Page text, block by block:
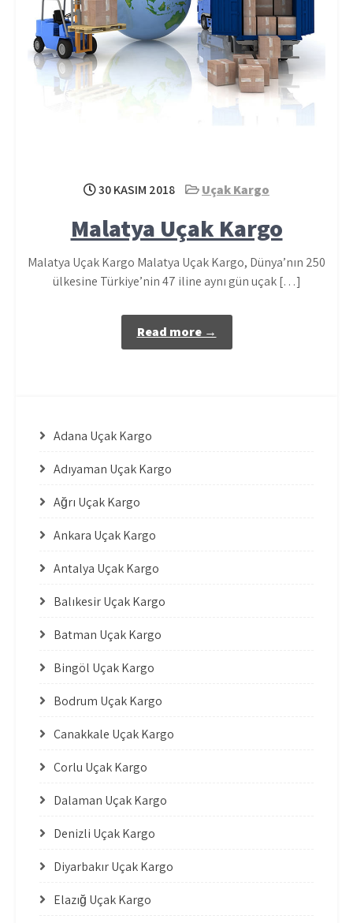
30 KASIM 2018 Uçak Kargo
Malatya Uçak Kargo
Malatya Uçak Kargo Malatya Uçak Kargo, Dünya’nın 250
ülkesine Türkiye’nin 47 iline aynı gün uçak […]
Read more →
Adana Uçak Kargo
Adıyaman Uçak Kargo
Ağrı Uçak Kargo
Ankara Uçak Kargo
Antalya Uçak Kargo
Balıkesir Uçak Kargo
Batman Uçak Kargo
Bingöl Uçak Kargo
Bodrum Uçak Kargo
Çanakkale Uçak Kargo
Çorlu Uçak Kargo
Dalaman Uçak Kargo
Denizli Uçak Kargo
Diyarbakır Uçak Kargo
Elazığ Uçak Kargo